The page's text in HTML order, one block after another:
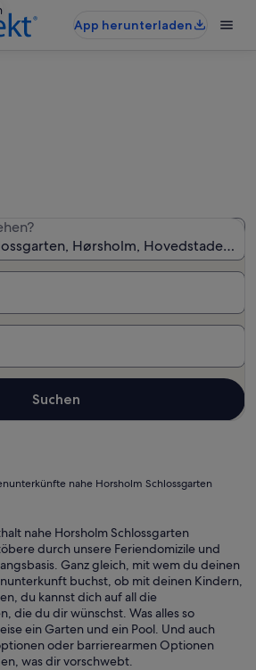
App herunterladen
Hørsholm, Hovedstaden,
Suchen
nahe Horsholm Schlossgarten
nahe Horsholm Schlossgarten
durch unsere Feriendomizile und
Ganz gleich, mit wem du deinen
buchst, ob mit deinen Kindern,
du kannst dich auf all die
die du dir wünschst. Was alles so
ein Garten und ein Pool. Und auch
oder barrierearmen Optionen
was dir vorschwebt.